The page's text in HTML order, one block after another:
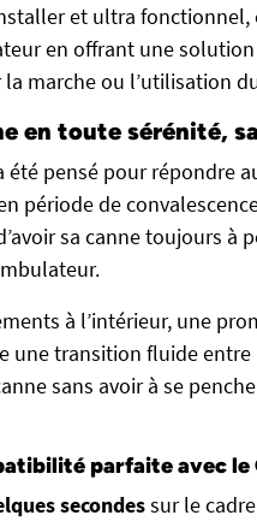
et ultra
en offrant une
marche ou l’utilisation
en toute sérénité,
pensé pour répondre
période de
sa canne toujours à
à l’intérieur, une
une transition fluide
sans avoir à se
parfaite avec le
secondessur le